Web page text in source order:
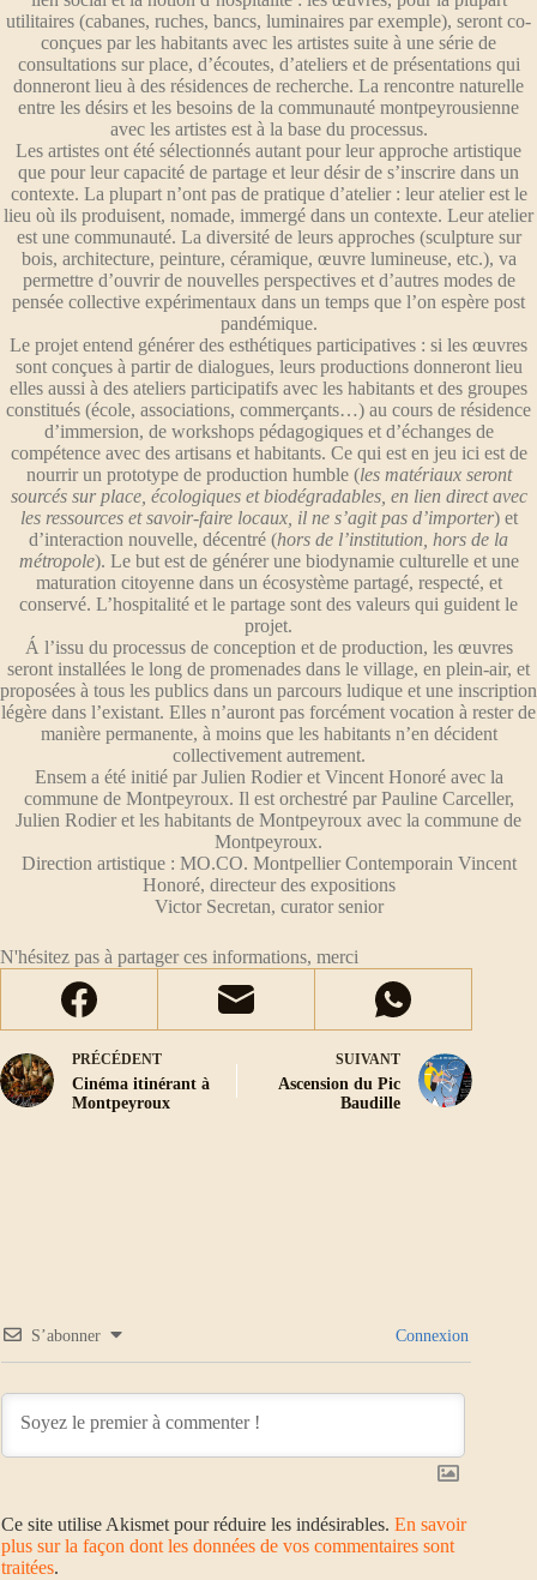
utilitaires (cabanes, ruches, bancs, luminaires par exemple), seront co-
conçues par les habitants avec les artistes suite à une série de
consultations sur place, d’écoutes, d’ateliers et de présentations qui
donneront lieu à des résidences de recherche. La rencontre naturelle
entre les désirs et les besoins de la communauté montpeyrousienne
avec les artistes est à la base du processus.
Les artistes ont été sélectionnés autant pour leur approche artistique
que pour leur capacité de partage et leur désir de s’inscrire dans un
contexte. La plupart n’ont pas de pratique d’atelier : leur atelier est le
lieu où ils produisent, nomade, immergé dans un contexte. Leur atelier
est une communauté. La diversité de leurs approches (sculpture sur
bois, architecture, peinture, céramique, œuvre lumineuse, etc.), va
permettre d’ouvrir de nouvelles perspectives et d’autres modes de
pensée collective expérimentaux dans un temps que l’on espère post
pandémique.
Le projet entend générer des esthétiques participatives : si les œuvres
sont conçues à partir de dialogues, leurs productions donneront lieu
elles aussi à des ateliers participatifs avec les habitants et des groupes
constitués (école, associations, commerçants…) au cours de résidence
d’immersion, de workshops pédagogiques et d’échanges de
compétence avec des artisans et habitants. Ce qui est en jeu ici est de
nourrir un prototype de production humble (les matériaux seront
sourcés sur place, écologiques et biodégradables, en lien direct avec
les ressources et savoir-faire locaux, il ne s’agit pas d’importer) et
d’interaction nouvelle, décentré (hors de l’institution, hors de la
métropole). Le but est de générer une biodynamie culturelle et une
maturation citoyenne dans un écosystème partagé, respecté, et
conservé. L’hospitalité et le partage sont des valeurs qui guident le
projet.
Á l’issu du processus de conception et de production, les œuvres
seront installées le long de promenades dans le village, en plein-air, et
proposées à tous les publics dans un parcours ludique et une inscription
légère dans l’existant. Elles n’auront pas forcément vocation à rester de
manière permanente, à moins que les habitants n’en décident
collectivement autrement.
Ensem a été initié par Julien Rodier et Vincent Honoré avec la
commune de Montpeyroux. Il est orchestré par Pauline Carceller,
Julien Rodier et les habitants de Montpeyroux avec la commune de
Montpeyroux.
Direction artistique : MO.CO. Montpellier Contemporain Vincent
Honoré, directeur des expositions
Victor Secretan, curator senior
N'hésitez pas à partager ces informations, merci
PRÉCÉDENT
Cinéma itinérant à
Montpeyroux
SUIVANT
Ascension du Pic
Baudille
S’abonner Connexion
Ce site utilise Akismet pour réduire les indésirables. En savoir
plus sur la façon dont les données de vos commentaires sont
traitées.